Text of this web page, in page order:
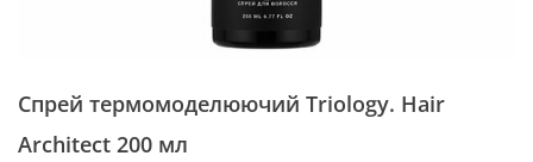
Спрей термомоделюючий Triology. Hair
Architect 200 мл